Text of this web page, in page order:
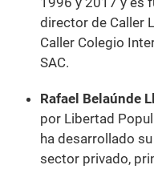
director de Caller
Caller Colegio
SAC.
Rafael Belaúnde
por Libertad
ha desarrollado
sector privado,